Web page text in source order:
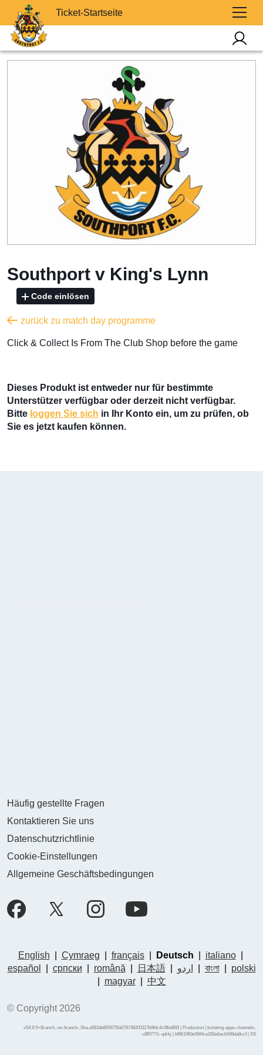
Ticket-Startseite
Southport v King's Lynn
Code einlösen
zurück zu match day programme
​Click & Collect Is From The Club Shop before the game
Dieses Produkt ist entweder nur für bestimmte
Unterstützer verfügbar oder derzeit nicht verfügbar.
Bitte loggen Sie sich in Ihr Konto ein, um zu prüfen, ob
Sie es jetzt kaufen können.
Häufig gestellte Fragen
Kontaktieren Sie uns
Datenschutzrichtlinie
Cookie-Einstellungen
Allgemeine Geschäftsbedingungen
English Cymraeg français| Deutsch italiano|
español
српски română 日本語| اردو বাংলা|
polski
magyar| 中文
© Copyright 2026
v54.9.5+Branch.-no-branch-.Sha.a581bb805675fa079748203117b9fdc4c0fbd893 | Production | ticketing-apps-channels-
c8f9777c-qdrkj | bf961993e56f4ce293e6acb549da8ccf | XS